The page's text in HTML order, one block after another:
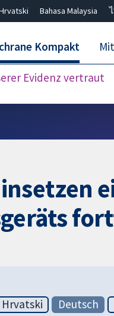
Bahasa Malaysia
Kompakt
Evidenz vertraut
Hrvatski Deutsch